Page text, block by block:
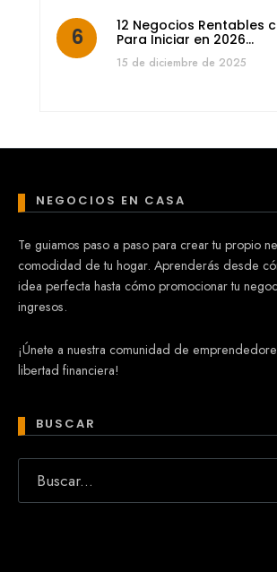
12 Negocios Rentables
Para Iniciar en 2026…
15 de diciembre de 2025
NEGOCIOS EN CASA
Te guiamos paso a paso para crear tu propio
comodidad de tu hogar. Aprenderás desde
idea perfecta hasta cómo promocionar tu
ingresos.
¡Únete a nuestra comunidad de
libertad financiera!
BUSCAR